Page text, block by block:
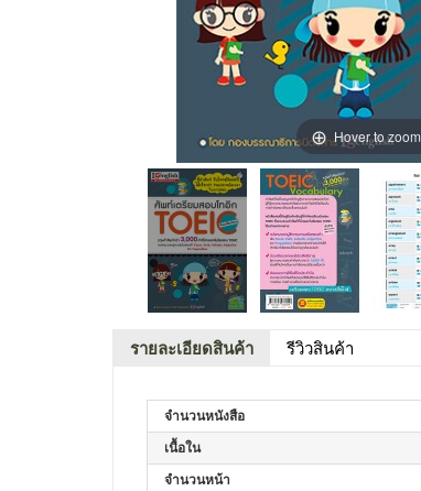
Hover to zoom
รายละเอียดสินค้า รีวิวสินค้า
จำนวนหนังสือ
เนื้อใน
จำนวนหน้า